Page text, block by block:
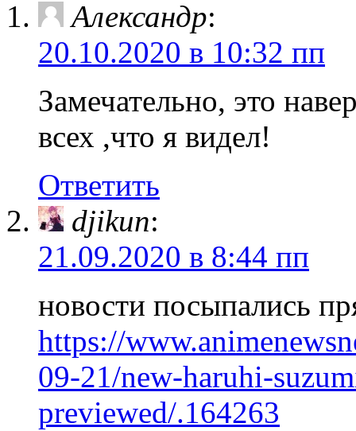
Александр:
20.10.2020 в 10:32 пп
Замечательно, это
всех ,что я видел!
Ответить
djikun:
21.09.2020 в 8:44 пп
новости посыпались
https://
09-21/new-haruhi-
previewed/.164263